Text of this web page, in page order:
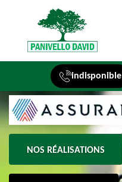
indisponible
NOS RÉALISATIONS